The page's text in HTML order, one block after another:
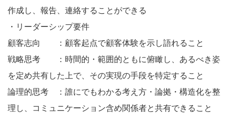
作成し、報告、連絡することができる
・リーダーシップ要件
顧客志向 ：顧客起点で顧客体験を示し語れること
戦略思考 ：時間的・範囲的ともに俯瞰し、あるべき姿
を定め共有した上で、その実現の手段を特定すること
論理的思考 ：誰にでもわかる考え方・論拠・構造化を整
理し、コミュニケーション含め関係者と共有できること